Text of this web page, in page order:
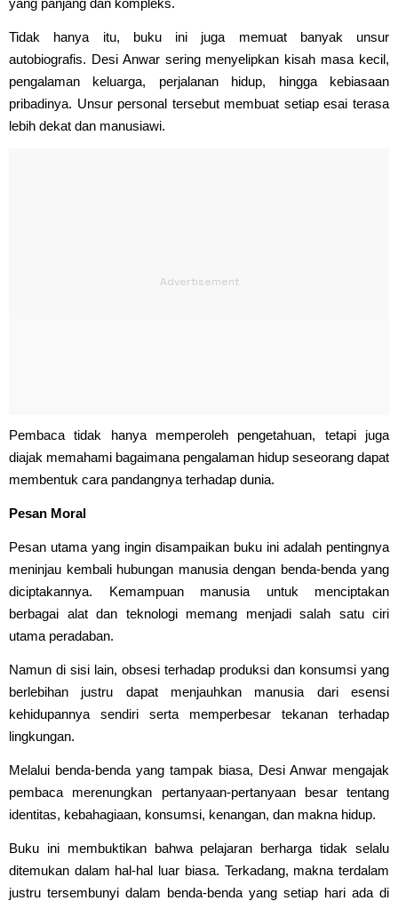
Tidak hanya itu, buku ini juga memuat banyak unsur
autobiografis. Desi Anwar sering menyelipkan kisah masa kecil,
pengalaman keluarga, perjalanan hidup, hingga kebiasaan
pribadinya. Unsur personal tersebut membuat setiap esai terasa
lebih dekat dan manusiawi.
Pembaca tidak hanya memperoleh pengetahuan, tetapi juga
diajak memahami bagaimana pengalaman hidup seseorang dapat
membentuk cara pandangnya terhadap dunia.
Pesan Moral
Pesan utama yang ingin disampaikan buku ini adalah pentingnya
meninjau kembali hubungan manusia dengan benda-benda yang
diciptakannya. Kemampuan manusia untuk menciptakan
berbagai alat dan teknologi memang menjadi salah satu ciri
utama peradaban.
Namun di sisi lain, obsesi terhadap produksi dan konsumsi yang
berlebihan justru dapat menjauhkan manusia dari esensi
kehidupannya sendiri serta memperbesar tekanan terhadap
lingkungan.
Melalui benda-benda yang tampak biasa, Desi Anwar mengajak
pembaca merenungkan pertanyaan-pertanyaan besar tentang
identitas, kebahagiaan, konsumsi, kenangan, dan makna hidup.
Buku ini membuktikan bahwa pelajaran berharga tidak selalu
ditemukan dalam hal-hal luar biasa. Terkadang, makna terdalam
justru tersembunyi dalam benda-benda yang setiap hari ada di